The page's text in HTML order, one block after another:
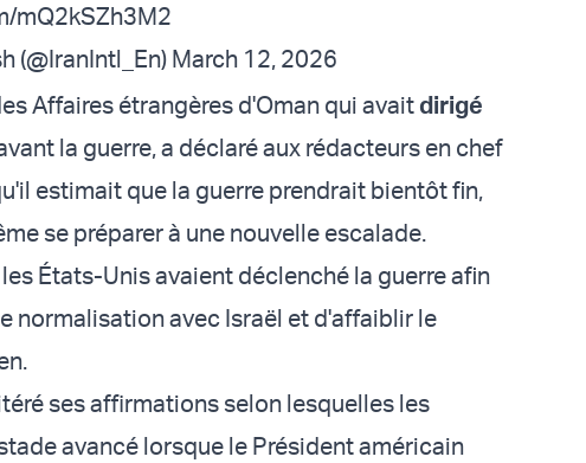
mQ2kSZh3M2
(@IranIntl_En) March 12, 2026
Affaires étrangères d'Oman qui avait dirigé
la guerre, a déclaré aux rédacteurs en chef
estimait que la guerre prendrait bientôt fin,
se préparer à une nouvelle escalade.
États-Unis avaient déclenché la guerre afin
normalisation avec Israël et d'affaiblir le
ses affirmations selon lesquelles les
avancé lorsque le Président américain